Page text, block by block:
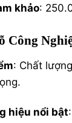
khảo:
Công
: Chất
hiệu nổi bật